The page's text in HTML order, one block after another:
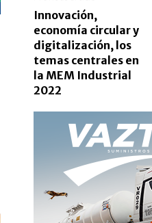
Innovación,
economía circular y
digitalización, los
temas centrales en
la MEM Industrial
2022